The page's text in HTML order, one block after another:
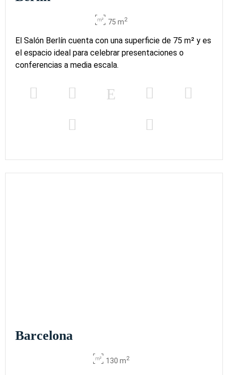
75 m2
El Salón Berlín cuenta con una superficie de 75 m² y es
el espacio ideal para celebrar presentaciones o
conferencias a media escala.
Barcelona
130 m2